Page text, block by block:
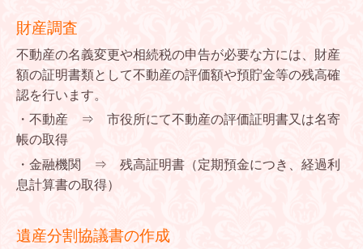
財産調査
不動産の名義変更や相続税の申告が必要な方には、財産
額の証明書類として不動産の評価額や預貯金等の残高確
認を行います。
・不動産 ⇒ 市役所にて不動産の評価証明書又は名寄
帳の取得
・金融機関 ⇒ 残高証明書（定期預金につき、経過利
息計算書の取得）
遺産分割協議書の作成